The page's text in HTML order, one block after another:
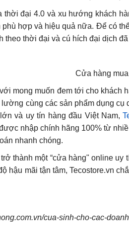
thời đại 4.0 và xu hướng khách
phù hợp và hiệu quả nữa. Để có
theo thời đại và cú hích đại dịch
Cửa hàng
mong muốn đem tới cho khách
cùng các sản phẩm dụng cụ
và uy tín hàng đầu Việt Nam,
nhập chính hãng 100% từ
nhanh chóng.
thành một “cửa hàng" online
hậu mãi tận tâm, Tecostore.vn
cua-sinh-cho-cac-